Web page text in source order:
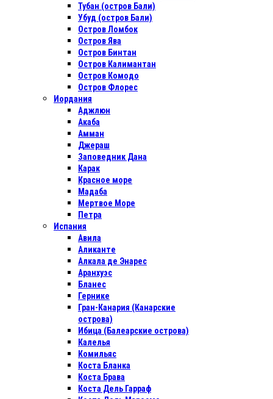
Тубан (остров Бали)
Убуд (остров Бали)
Остров Ломбок
Остров Ява
Остров Бинтан
Остров Калимантан
Остров Комодо
Остров Флорес
Иордания
Аджлюн
Акаба
Амман
Джераш
Заповедник Дана
Карак
Красное море
Мадаба
Мертвое Море
Петра
Испания
Авила
Аликанте
Алкала де Энарес
Аранхуэс
Бланес
Гернике
Гран-Канария (Канарские
острова)
Ибица (Балеарские острова)
Калелья
Комильяс
Коста Бланка
Коста Брава
Коста Дель Гарраф